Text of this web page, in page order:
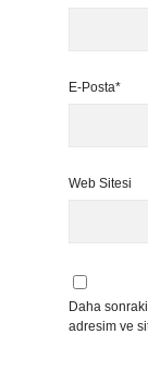
E-Posta*
Web Sitesi
Daha
adresim ve